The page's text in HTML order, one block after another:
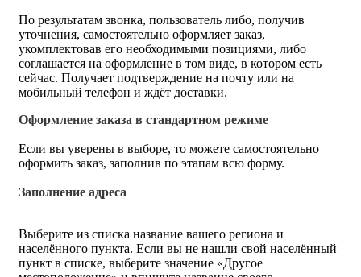
По результатам звонка, пользователь либо, получив
уточнения, самостоятельно оформляет заказ,
укомплектовав его необходимыми позициями, либо
соглашается на оформление в том виде, в котором есть
сейчас. Получает подтверждение на почту или на
мобильный телефон и ждёт доставки.
Оформление заказа в стандартном режиме
Если вы уверены в выборе, то можете самостоятельно
оформить заказ, заполнив по этапам всю форму.
Заполнение адреса
Выберите из списка название вашего региона и
населённого пункта. Если вы не нашли свой населённый
пункт в списке, выберите значение «Другое